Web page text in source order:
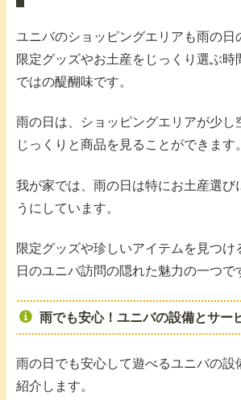
ユニバのショッピングエリアも雨の日
限定グッズやお土産をじっくり選ぶ時
ではの醍醐味です。
雨の日は、ショッピングエリアが少し
じっくりと商品を見ることができます。
我が家では、雨の日は特にお土産選び
うにしています。
限定グッズや珍しいアイテムを見つけ
日のユニバ訪問の隠れた魅力の一つで
雨でも安心！ユニバの設備とサー
雨の日でも安心して遊べるユニバの設
紹介します。